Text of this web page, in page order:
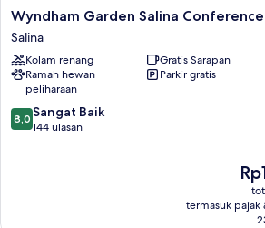
Wyndham
Garden
Salina
Conference
Center
Salina
Wyndham Garden Salina
Salina
Kolam renang
Gratis Sarapan
Ramah hewan
peliharaan
Parkir gratis
8.0
dari
8,0 Sangat Baik
144 ulasan
termasuk pajak